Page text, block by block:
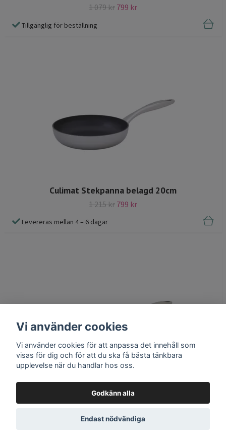
1 079 kr 799 kr
Tillgänglig för beställning
Culimat Stekpanna belagd 20cm
1 215 kr 799 kr
Levereras mellan 4 – 6 dagar
Tillgänglig för beställning
Vi använder cookies
Vi använder cookies för att anpassa det innehåll som
visas för dig och för att du ska få bästa tänkbara
upplevelse när du handlar hos oss.
Godkänn alla
Endast nödvändiga